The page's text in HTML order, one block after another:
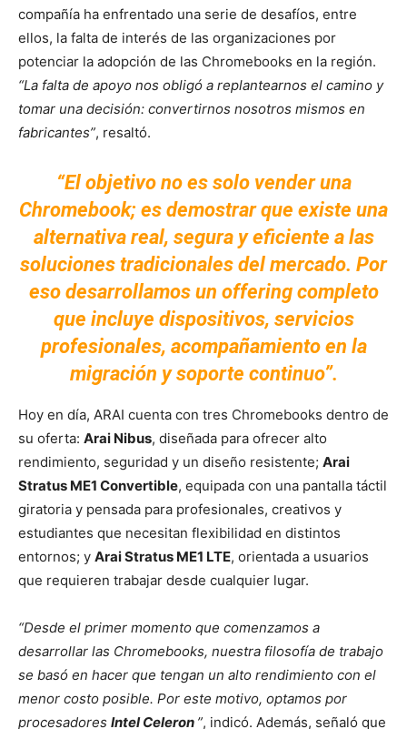
compañía ha enfrentado una serie de desafíos, entre
ellos, la falta de interés de las organizaciones por
potenciar la adopción de las Chromebooks en la región.
“La falta de apoyo nos obligó a replantearnos el camino y
tomar una decisión: convertirnos nosotros mismos en
fabricantes”, resaltó.
“El objetivo no es solo vender una
Chromebook; es demostrar que existe una
alternativa real, segura y eficiente a las
soluciones tradicionales del mercado. Por
eso desarrollamos un offering completo
que incluye dispositivos, servicios
profesionales, acompañamiento en la
migración y soporte continuo”.
Hoy en día, ARAI cuenta con tres Chromebooks dentro de
su oferta: Arai Nibus, diseñada para ofrecer alto
rendimiento, seguridad y un diseño resistente; Arai
Stratus ME1 Convertible, equipada con una pantalla táctil
giratoria y pensada para profesionales, creativos y
estudiantes que necesitan flexibilidad en distintos
entornos; y Arai Stratus ME1 LTE, orientada a usuarios
que requieren trabajar desde cualquier lugar.
“Desde el primer momento que comenzamos a
desarrollar las Chromebooks, nuestra filosofía de trabajo
se basó en hacer que tengan un alto rendimiento con el
menor costo posible. Por este motivo, optamos por
procesadores Intel Celeron ”, indicó. Además, señaló que